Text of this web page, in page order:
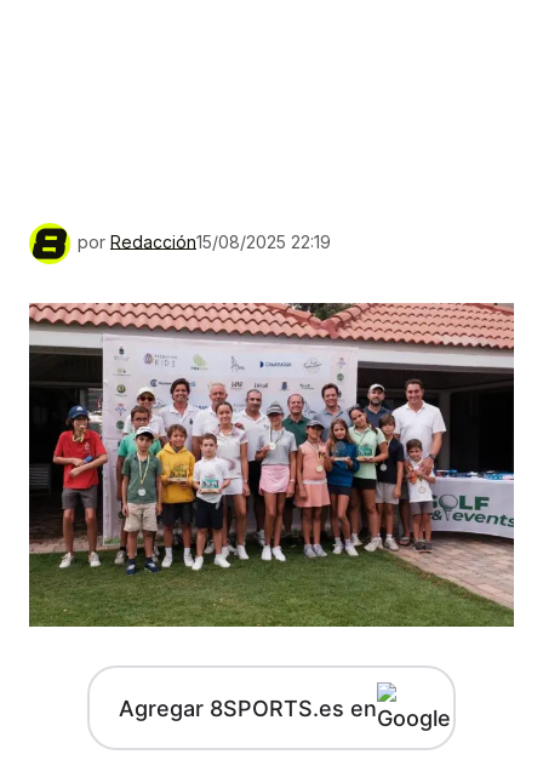
por Redacción15/08/2025 22:19
Agregar 8SPORTS.es en